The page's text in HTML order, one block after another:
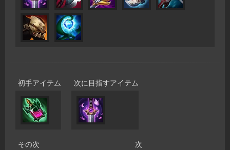
初手アイテム 次に目指すアイテム
その次 次